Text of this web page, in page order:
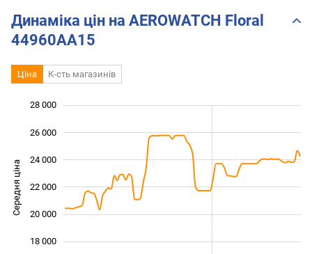
Динаміка цін на AEROWATCH Floral
44960AA15
Ціна К-сть магазинів
Середня ціна 16 000
18 000
20 000
22 000
24 000
26 000
28 000